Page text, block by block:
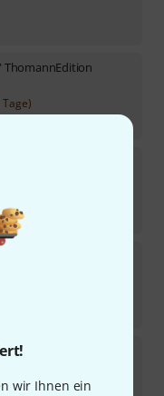
wir Ihnen ein
ThomannEdition